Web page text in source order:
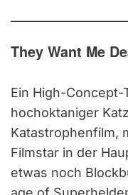
They Want Me
Ein High-
hochoktaniger
Katastrophenfilm,
Filmstar in der
etwas noch